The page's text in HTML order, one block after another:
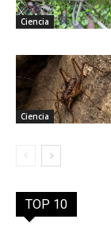
Ciencia
Ciencia
TOP 10